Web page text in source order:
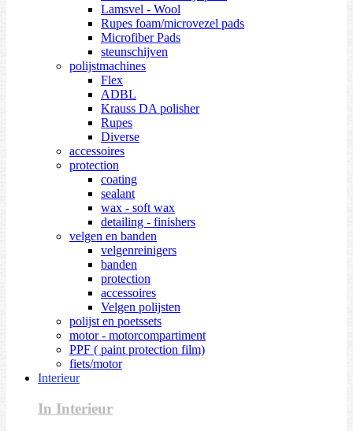
Lamsvel - Wool
Rupes foam/microvezel pads
Microfiber Pads
steunschijven
polijstmachines
Flex
ADBL
Krauss DA polisher
Rupes
Diverse
accessoires
protection
coating
sealant
wax - soft wax
detailing - finishers
velgen en banden
velgenreinigers
banden
protection
accessoires
Velgen polijsten
polijst en poetssets
motor - motorcompartiment
PPF ( paint protection film)
fiets/motor
Interieur
In Interieur